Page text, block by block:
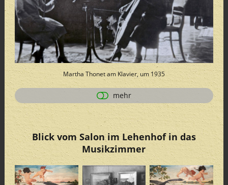
Martha Thonet am Klavier, um 1935
mehr
Blick vom Salon im Lehenhof in das
Musikzimmer